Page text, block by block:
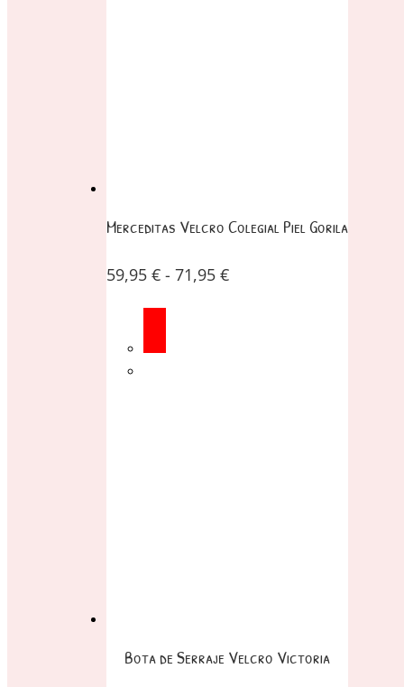
Merceditas Velcro Colegial Piel Gorila
59,95 € - 71,95 €
Bota de Serraje Velcro Victoria